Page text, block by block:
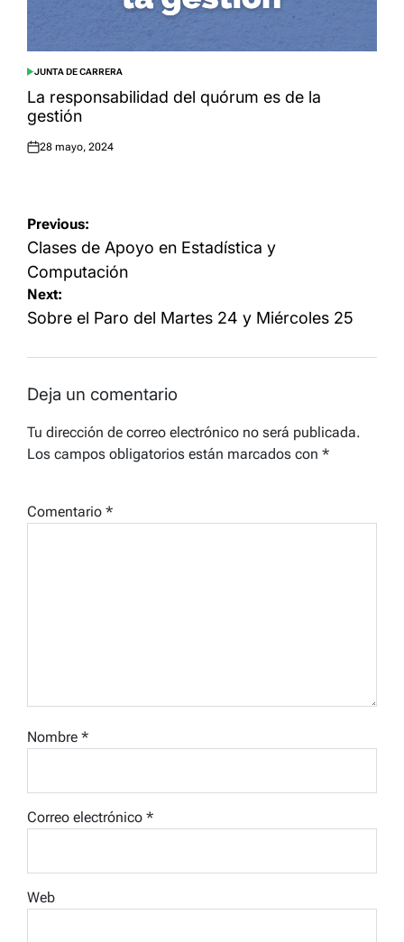
POSTED
IN
JUNTA DE CARRERA
La responsabilidad del quórum es de la
gestión
Posted
28 mayo, 2024
Navegación
de
entradas
Previous:
Clases de Apoyo en Estadística y
Computación
Next:
Sobre el Paro del Martes 24 y Miércoles 25
Deja un comentario
Tu dirección de correo electrónico no será publicada.
Los campos obligatorios están marcados con *
Comentario *
Nombre *
Correo electrónico *
Web